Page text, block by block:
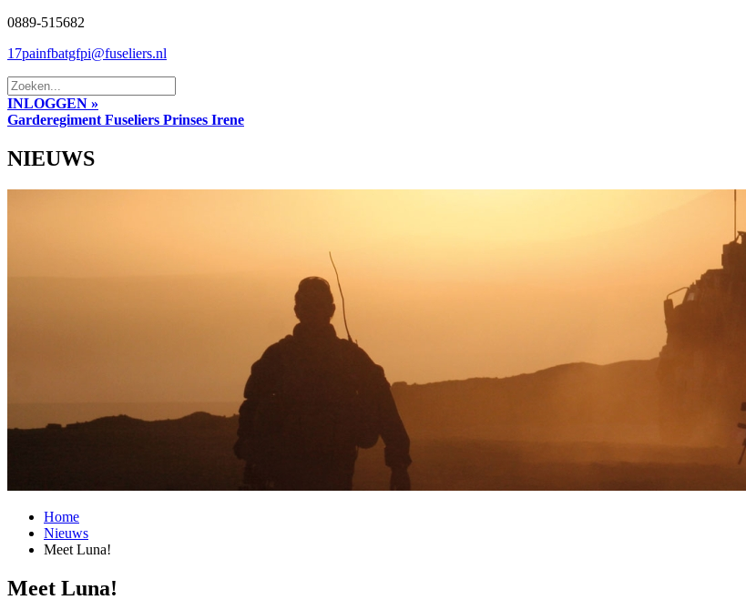
0889-515682
17painfbatgfpi@fuseliers.nl
INLOGGEN »
Garderegiment Fuseliers Prinses Irene
NIEUWS
Home
Nieuws
Meet Luna!
Meet Luna!